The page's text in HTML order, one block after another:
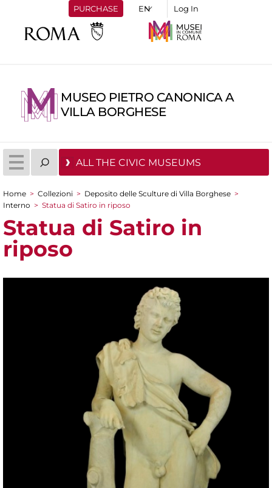
PURCHASE Log In
MUSEO PIETRO CANONICA A
VILLA BORGHESE
ALL THE CIVIC MUSEUMS
You are here
Home > Collezioni > Deposito delle Sculture di Villa Borghese >
Interno > Statua di Satiro in riposo
Statua di Satiro in
riposo